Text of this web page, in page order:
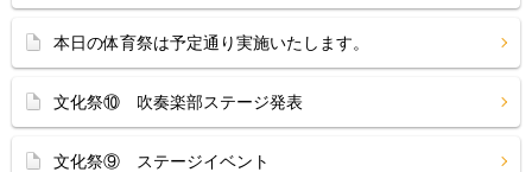
本日の体育祭は予定通り実施いたします。
文化祭⑩ 吹奏楽部ステージ発表
文化祭⑨ ステージイベント